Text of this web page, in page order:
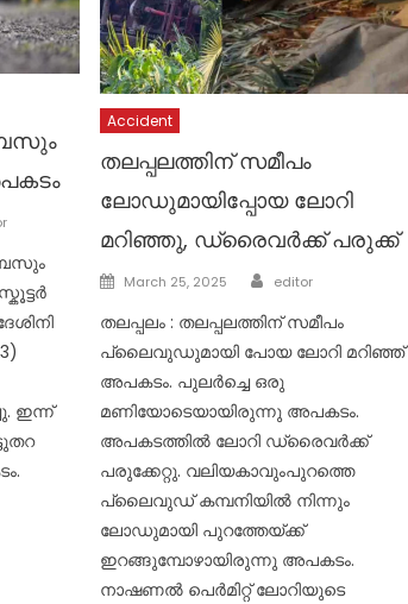
ബസും
ഇന്ന്
Accident
തലപ്പലത്തിന് സമീപം
ലോഡുമായിപ്പോയ ലോറി
മറിഞ്ഞു, ഡ്രൈവർക്ക് പരുക്ക്
Posted
March 25, 2025 Author
editor
തലപ്പലം : തലപ്പലത്തിന് സമീപം
പ്ലൈവുഡുമായി പോയ ലോറി മറിഞ്ഞ്
അപകടം. പുലർച്ചെ ഒരു
മണിയോടെയായിരുന്നു അപകടം.
അപകടത്തിൽ ലോറി ഡ്രൈവർക്ക്
പരുക്കേറ്റു. വലിയകാവുംപുറത്തെ
പ്ലൈവുഡ് കമ്പനിയിൽ നിന്നും
ലോഡുമായി പുറത്തേയ്ക്ക്
ഇറങ്ങുമ്പോഴായിരുന്നു അപകടം.
നാഷണൽ പെർമിറ്റ് ലോറിയുടെ